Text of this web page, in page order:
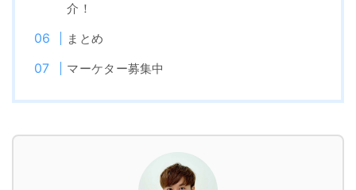
介！
まとめ
マーケター募集中